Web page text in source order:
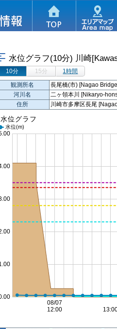
水位グラフ(10分) 川崎
10分 15分
1時間
観測所名
長尾橋(市) [Nagao
河川名
二ヶ領本川 [Nikaryo-
住所
川崎市多摩区長尾
水位グラフ
水位(m)